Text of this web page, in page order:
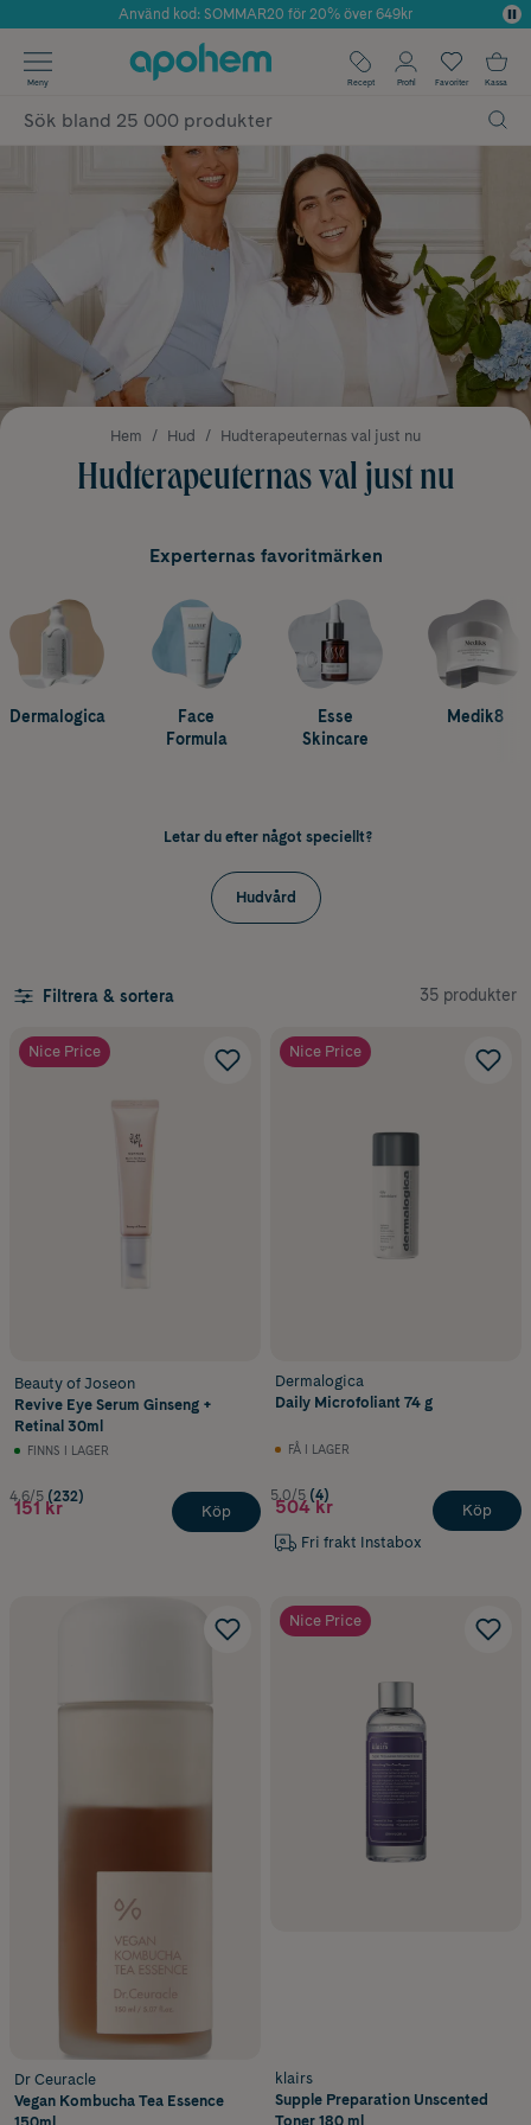
Årets Butik 2025 inom Skönhet
Använd kod: SOMMAR20 för 20% över 649kr
✓ Fri frakt
✓ Poäng på alla köp*
Meny Recept Profil Favoriter Kassa
Hem Hud Hudterapeuternas val just nu
Hudterapeuternas val just nu
Experternas favoritmärken
Dermalogica
Face
Formula
Esse
Skincare
Medik8
Letar du efter något speciellt?
Hudvård
Filtrera & sortera 35 produkter
Nice Price
Beauty of Joseon
Revive Eye Serum Ginseng +
Retinal 30ml
FINNS I LAGER
4.6/5 (232)
151 kr Köp
Nice Price
Dermalogica
Daily Microfoliant 74 g
FÅ I LAGER
5.0/5 (4)
504 kr
Fri frakt Instabox
Köp
Dr Ceuracle
Vegan Kombucha Tea Essence
Nice Price
klairs
Supple Preparation Unscented
Toner 180 ml